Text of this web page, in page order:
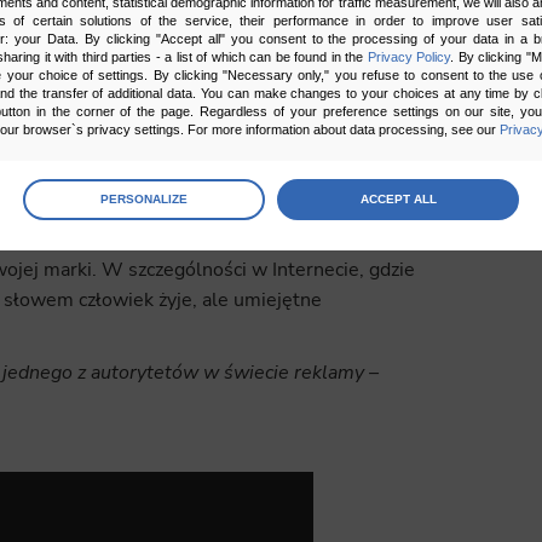
of certain solutions of the service, their performance in order to improve user
your Data. By clicking "Accept all" you consent to the processing of your data in a
it with third parties - a list of which can be found in the Privacy Policy. By clicking
your choice of settings. By clicking "Necessary only," you refuse to consent to the use
the transfer of additional data. You can make changes to your choices at any time by
in the corner of the page. Regardless of your preference settings on our site,
browser`s privacy settings. For more information about data processing, see our
preferences
this group.
used to personalize your use of our website and to remember choices you make while using our
PERSONALIZE ACCEPT ALL
przekształcić w pełnowartościową strategię
lub rozbawią ich bohaterowie z pewnością
historii. W tym momencie można włączyć
krótkie historie utrzymane w tym samych
na co dzień sądzę, że storytelling
marki. W szczególności w Internecie, gdzie
człowiek żyje, ale umiejętne
jednego z autorytetów w świecie reklamy –